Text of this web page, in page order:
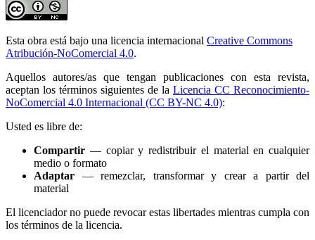
Esta obra está bajo una licencia internacional Creative Commons
Atribución-NoComercial 4.0.
Aquellos autores/as que tengan publicaciones con esta revista,
aceptan los términos siguientes de la Licencia CC Reconocimiento-
NoComercial 4.0 Internacional (CC BY-NC 4.0):
Usted es libre de:
Compartir — copiar y redistribuir el material en cualquier
medio o formato
Adaptar — remezclar, transformar y crear a partir del
material
El licenciador no puede revocar estas libertades mientras cumpla con
los términos de la licencia.